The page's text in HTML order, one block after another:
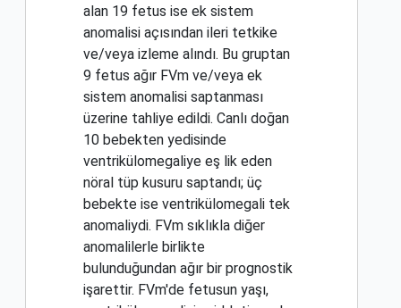
alan 19 fetus ise ek sistem
anomalisi açısından ileri tetkike
ve/veya izleme alındı. Bu gruptan
9 fetus ağır FVm ve/veya ek
sistem anomalisi saptanması
üzerine tahliye edildi. Canlı doğan
10 bebekten yedisinde
ventrikülomegaliye eş lik eden
nöral tüp kusuru saptandı; üç
bebekte ise ventrikülomegali tek
anomaliydi. FVm sıklıkla diğer
anomalilerle birlikte
bulunduğundan ağır bir prognostik
işarettir. FVm'de fetusun yaşı,